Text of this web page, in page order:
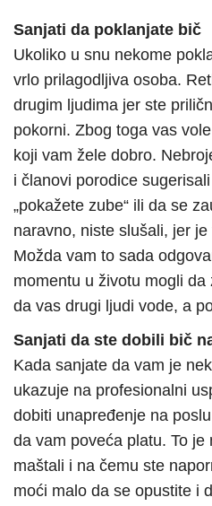
Sanjati da poklanjate bič
Ukoliko u snu nekome
vrlo prilagodljiva osoba.
drugim ljudima jer ste
pokorni. Zbog toga vas
koji vam žele dobro.
i članovi porodice
„pokažete zube“ ili da se
naravno, niste slušali, jer
Možda vam to sada
momentu u životu mogli
da vas drugi ljudi vode, a
Sanjati da ste dobili bič
Kada sanjate da vam je
ukazuje na profesionalni
dobiti unapređenje na
da vam poveća platu. To
maštali i na čemu ste
moći malo da se opustite i